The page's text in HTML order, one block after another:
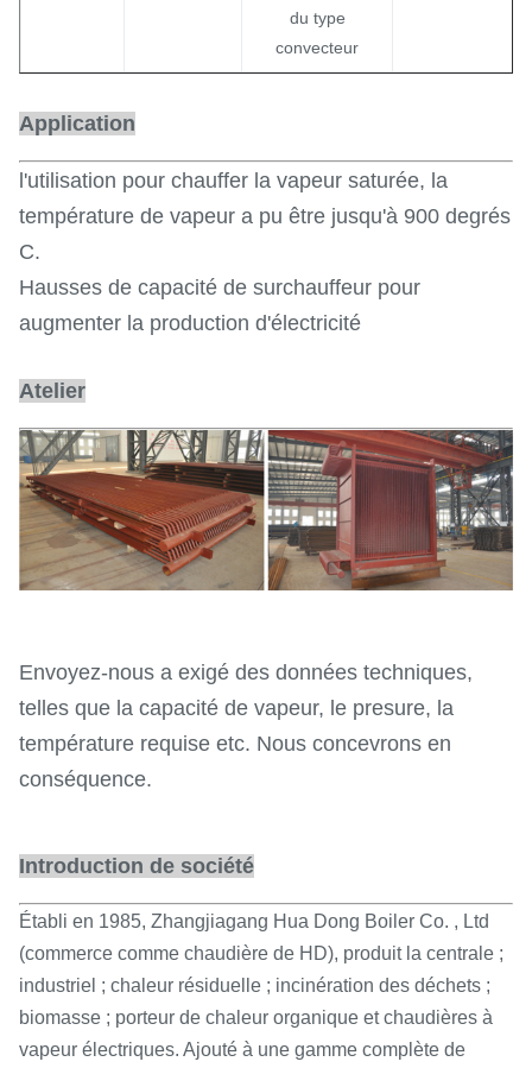
du type
convecteur
Application
l'utilisation pour chauffer la vapeur saturée, la
température de vapeur a pu être jusqu'à 900 degrés
C.
Hausses de capacité de surchauffeur pour
augmenter la production d'électricité
Atelier
Envoyez-nous a exigé des données techniques,
telles que la capacité de vapeur, le presure, la
température requise etc. Nous concevrons en
conséquence.
Introduction de société
Établi en 1985, Zhangjiagang Hua Dong Boiler Co. , Ltd
(commerce comme chaudière de HD), produit la centrale ;
industriel ; chaleur résiduelle ; incinération des déchets ;
biomasse ; porteur de chaleur organique et chaudières à
vapeur électriques. Ajouté à une gamme complète de